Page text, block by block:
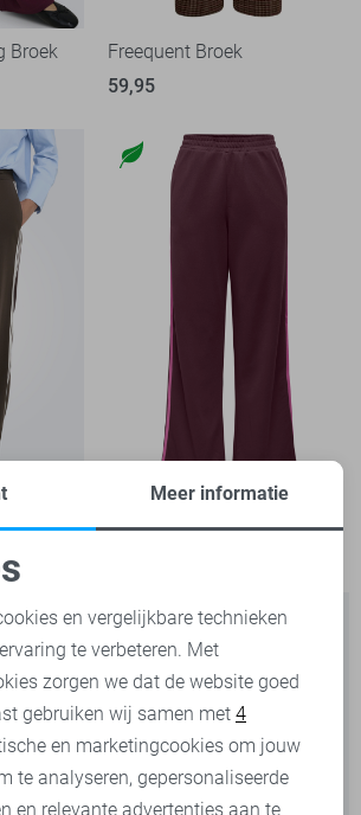
Broek
Freequent Broek
59,95
cookies
cookies
cookies
Meer informatie
en vergelijkbare technieken
te verbeteren. Met
zorgen we dat de website goed
gebruiken wij samen met 4
en marketingcookies om jouw
te analyseren, gepersonaliseerde
en relevante advertenties aan te